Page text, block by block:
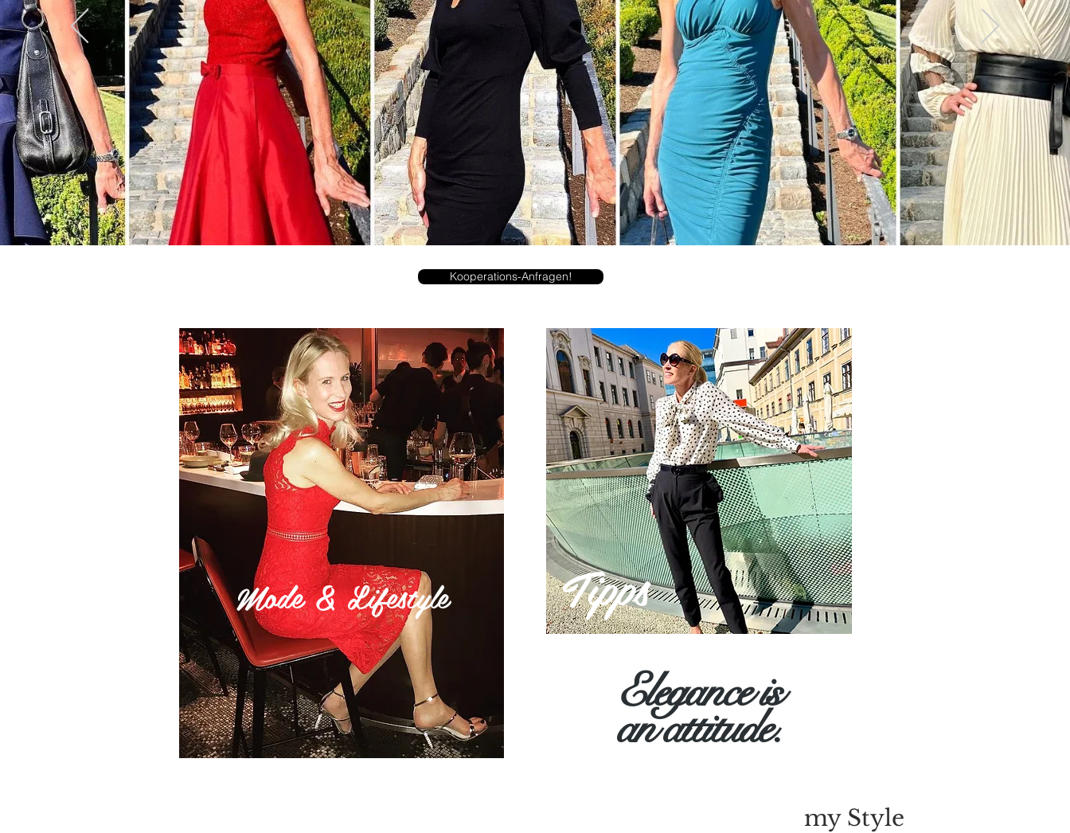
Kooperations-Anfragen!
Mode & Lifestyle Tipps
Eleganceis
anattitude.
my Style